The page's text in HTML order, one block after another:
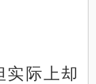
实际上却